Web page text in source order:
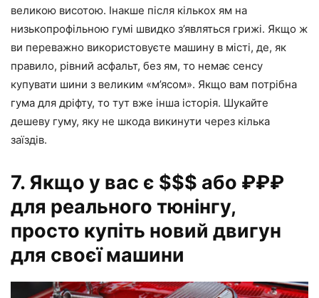
великою висотою. Інакше після кількох ям на
низькопрофільною гумі швидко з’являться грижі. Якщо ж
ви переважно використовуєте машину в місті, де, як
правило, рівний асфальт, без ям, то немає сенсу
купувати шини з великим «м’ясом». Якщо вам потрібна
гума для дріфту, то тут вже інша історія. Шукайте
дешеву гуму, яку не шкода викинути через кілька
заїздів.
7. Якщо у вас є $$$ або ₽₽₽
для реального тюнінгу,
просто купіть новий двигун
для своєї машини